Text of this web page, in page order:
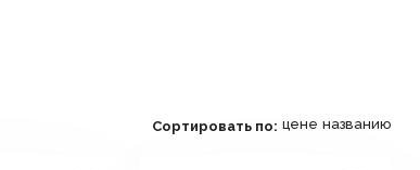
Сортировать по: цене названию